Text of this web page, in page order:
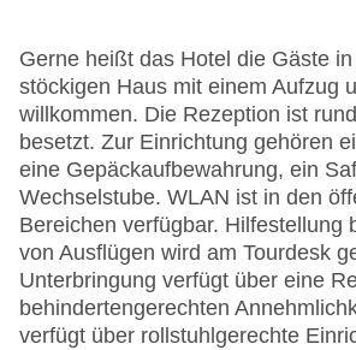
Gerne heißt das Hotel die Gäste
stöckigen Haus mit einem Aufzug
willkommen. Die Rezeption ist
besetzt. Zur Einrichtung gehören
eine Gepäckaufbewahrung, ein
Wechselstube. WLAN ist in den
Bereichen verfügbar. Hilfestellung
von Ausflügen wird am Tourdesk
Unterbringung verfügt über eine
behindertengerechten
verfügt über rollstuhlgerechte